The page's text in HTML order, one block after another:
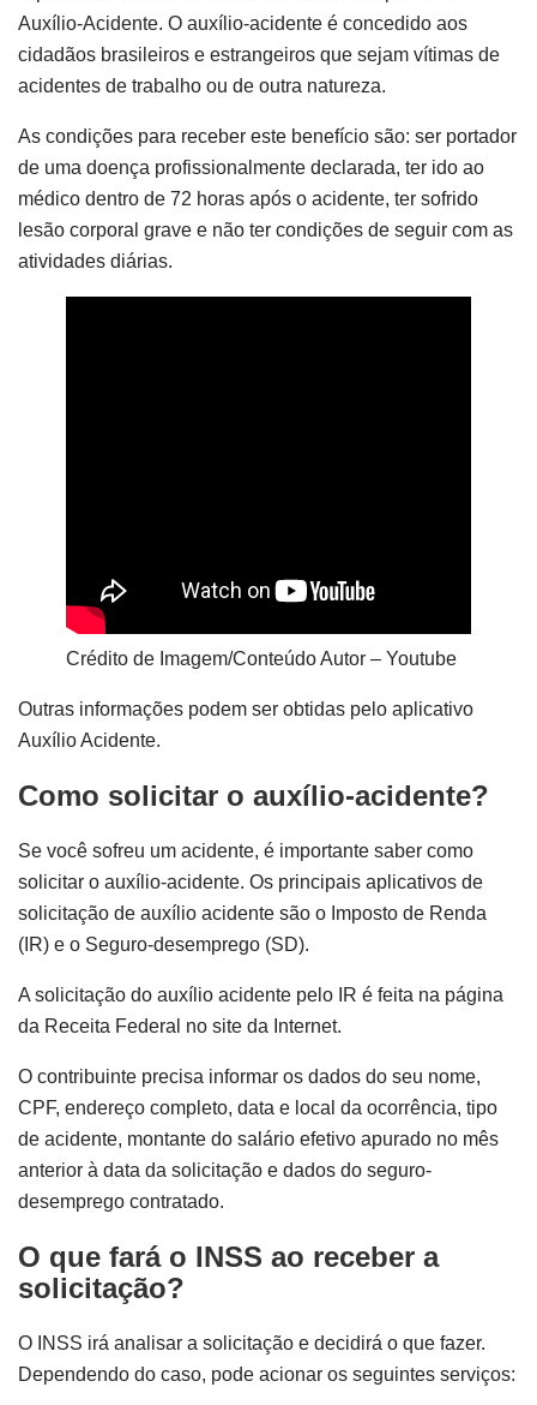
Auxílio-Acidente. O auxílio-acidente é concedido aos
cidadãos brasileiros e estrangeiros que sejam vítimas de
acidentes de trabalho ou de outra natureza.
As condições para receber este benefício são: ser portador
de uma doença profissionalmente declarada, ter ido ao
médico dentro de 72 horas após o acidente, ter sofrido
lesão corporal grave e não ter condições de seguir com as
atividades diárias.
Crédito de Imagem/Conteúdo Autor – Youtube
Outras informações podem ser obtidas pelo aplicativo
Auxílio Acidente.
Como solicitar o auxílio-acidente?
Se você sofreu um acidente, é importante saber como
solicitar o auxílio-acidente. Os principais aplicativos de
solicitação de auxílio acidente são o Imposto de Renda
(IR) e o Seguro-desemprego (SD).
A solicitação do auxílio acidente pelo IR é feita na página
da Receita Federal no site da Internet.
O contribuinte precisa informar os dados do seu nome,
CPF, endereço completo, data e local da ocorrência, tipo
de acidente, montante do salário efetivo apurado no mês
anterior à data da solicitação e dados do seguro-
desemprego contratado.
O que fará o INSS ao receber a
solicitação?
O INSS irá analisar a solicitação e decidirá o que fazer.
Dependendo do caso, pode acionar os seguintes serviços: